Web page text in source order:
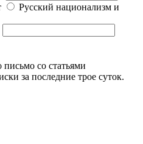
Русский национализм и
со статьями
за последние трое суток.